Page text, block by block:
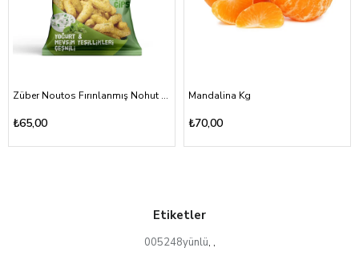
Züber Noutos Fırınlanmış Nohut Cipsi Yoğurt Mevsim Yeşillikleri 55gr
₺65,00
Mandalina Kg
₺70,00
Etiketler
005248yünlü, ,